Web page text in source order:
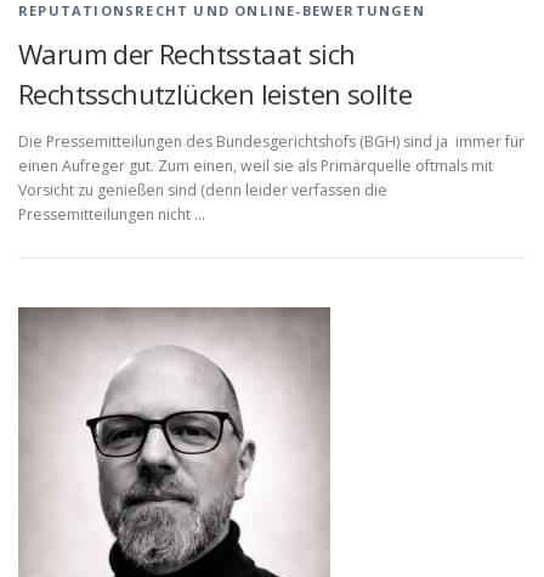
REPUTATIONSRECHT UND ONLINE-BEWERTUNGEN
Warum der Rechtsstaat sich
Rechtsschutzlücken leisten sollte
Die Pressemitteilungen des Bundesgerichtshofs (BGH) sind ja immer für
einen Aufreger gut. Zum einen, weil sie als Primärquelle oftmals mit
Vorsicht zu genießen sind (denn leider verfassen die
Pressemitteilungen nicht …